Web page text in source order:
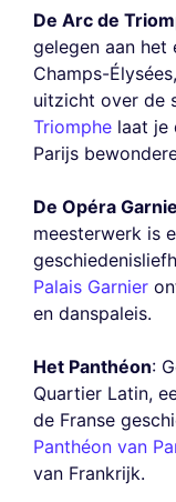
De Arc de
gelegen aan het
Champs-
uitzicht over de
Triomphe laat je
Parijs
De Opéra
meesterwerk is
Palais Garnier
en danspaleis.
Het Panthéon:
Quartier Latin,
de Franse
Panthéon van
van Frankrijk.